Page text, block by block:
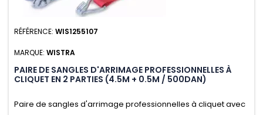
RÉFÉRENCE: WIS1255107
MARQUE: WISTRA
PAIRE DE SANGLES D'ARRIMAGE PROFESSIONNELLES À
CLIQUET EN 2 PARTIES (4.5M + 0.5M / 500DAN)
Paire de sangles d'arrimage professionnelles à cliquet avec